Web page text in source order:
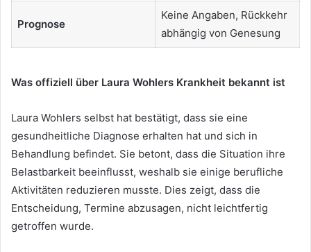
Prognose
Keine Angaben, Rückkehr
abhängig von Genesung
Was offiziell über Laura Wohlers Krankheit bekannt ist
Laura Wohlers selbst hat bestätigt, dass sie eine
gesundheitliche Diagnose erhalten hat und sich in
Behandlung befindet. Sie betont, dass die Situation ihre
Belastbarkeit beeinflusst, weshalb sie einige berufliche
Aktivitäten reduzieren musste. Dies zeigt, dass die
Entscheidung, Termine abzusagen, nicht leichtfertig
getroffen wurde.